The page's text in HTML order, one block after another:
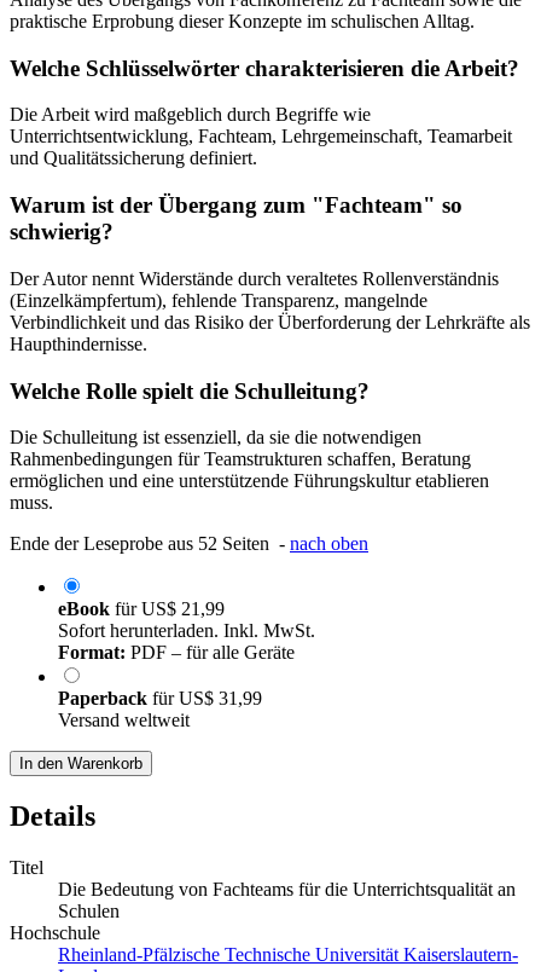
praktische Erprobung dieser Konzepte im schulischen Alltag.
Welche Schlüsselwörter charakterisieren die Arbeit?
Die Arbeit wird maßgeblich durch Begriffe wie
Unterrichtsentwicklung, Fachteam, Lehrgemeinschaft, Teamarbeit
und Qualitätssicherung definiert.
Warum ist der Übergang zum "Fachteam" so
schwierig?
Der Autor nennt Widerstände durch veraltetes Rollenverständnis
(Einzelkämpfertum), fehlende Transparenz, mangelnde
Verbindlichkeit und das Risiko der Überforderung der Lehrkräfte als
Haupthindernisse.
Welche Rolle spielt die Schulleitung?
Die Schulleitung ist essenziell, da sie die notwendigen
Rahmenbedingungen für Teamstrukturen schaffen, Beratung
ermöglichen und eine unterstützende Führungskultur etablieren
muss.
Ende der Leseprobe aus 52 Seiten - nach oben
eBook fürUS$ 21,99
Sofort herunterladen. Inkl. MwSt.
Format: PDF – für alle Geräte
Paperback fürUS$ 31,99
Versand weltweit
In den Warenkorb
Details
Titel
Die Bedeutung von Fachteams für die Unterrichtsqualität an
Schulen
Hochschule
Rheinland-Pfälzische Technische Universität Kaiserslautern-